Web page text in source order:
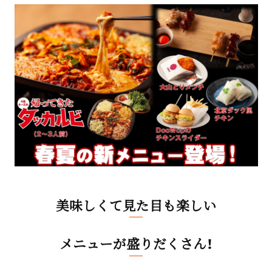
美味しくて見た目も楽しい
メニューが盛りだくさん！